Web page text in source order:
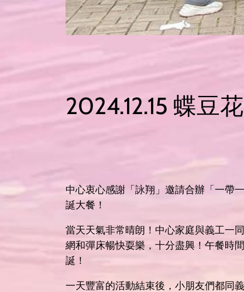
2024.12.15 蝶豆
中心衷心感謝「詠翔」邀請合辦「一帶
誕大餐！
當天天氣非常晴朗！中心家庭與義工一
網和彈床暢快耍樂，十分盡興！午餐時
誕！
一天豐富的活動結束後，小朋友們都同